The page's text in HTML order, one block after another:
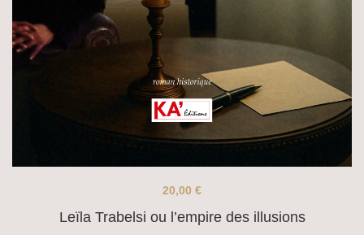
Leïla Trabelsi ou l’empire des illusions
20,00 €